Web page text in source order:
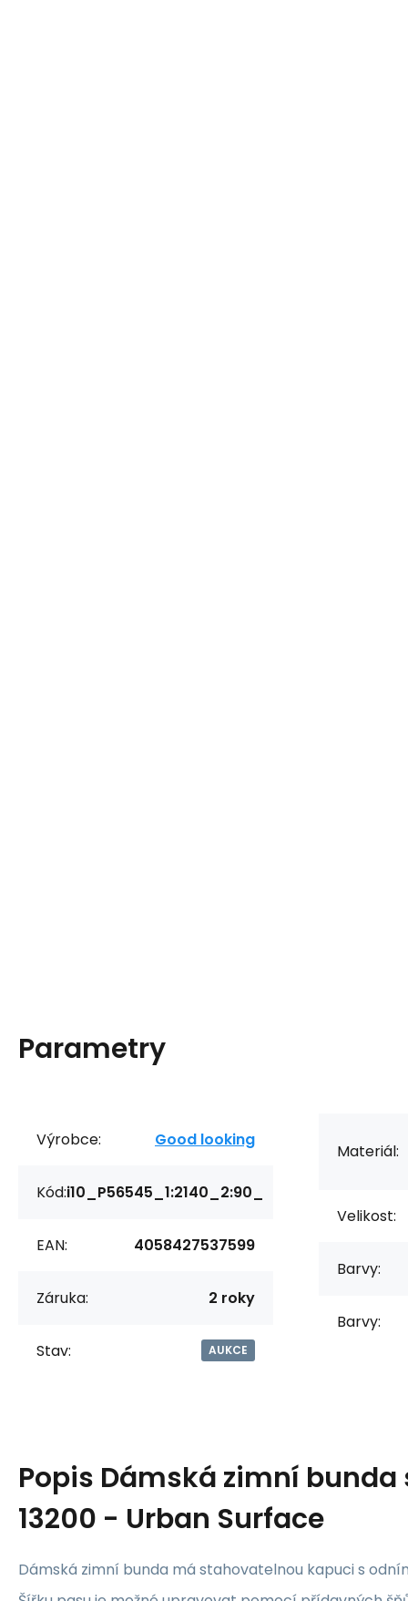
Parametry
Výrobce: Good looking
Kód:i10_P56545_1:2140_2:90_
EAN: 4058427537599
Záruka: 2 roky
Stav: AUKCE
Materiál:
Velikost:
Barvy:
Barvy:
Popis Dámská zimní bunda
13200 - Urban Surface
Dámská zimní bunda má stahovatelnou kapuci s